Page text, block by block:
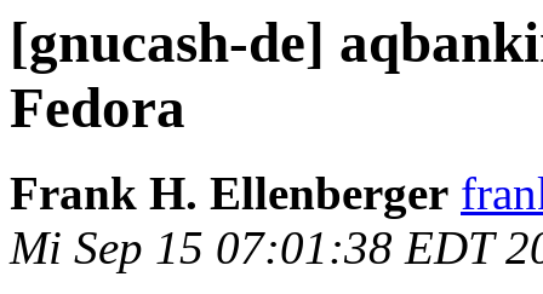
[gnucash-de]
Fedora
Frank H. Ellenberger
Mi Sep 15 07:01:38 EDT